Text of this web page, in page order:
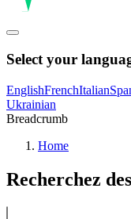
Select your
EnglishFrenchItalian
Ukrainian
Breadcrumb
Home
Recherchez